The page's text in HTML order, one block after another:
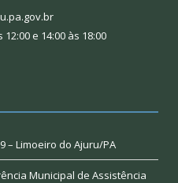
e 14:00 às 18:00
– Limoeiro do Ajuru/PA
Municipal de Assistência